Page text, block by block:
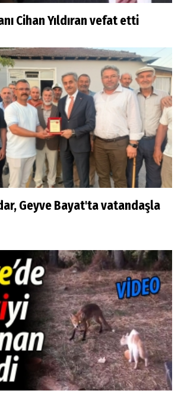
Cihan Yıldıran vefat etti
Geyve Bayat'ta vatandaşla